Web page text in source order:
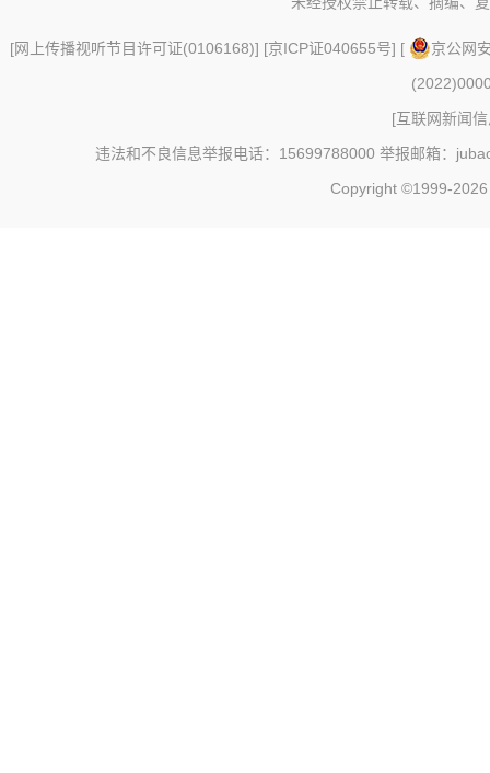
[网上传播视听节目许可证(0106168)] [京ICP证040655号] [
京公网
[互联网新闻
违法和不良信息举报电话：15699788000 举报邮箱：
Copyright ©1999-